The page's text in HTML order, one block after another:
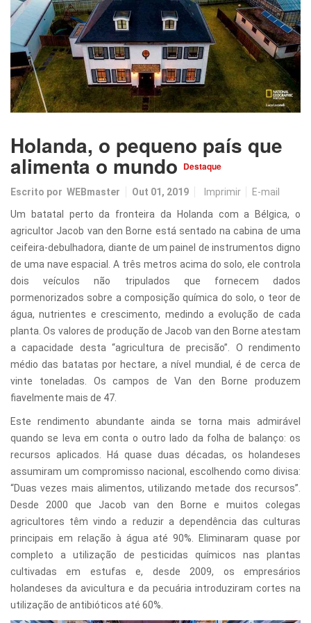
Holanda, o pequeno país que
alimenta o mundo Destaque
Escrito por WEBmaster Out 01, 2019 Imprimir
E-mail
Um batatal perto da fronteira da Holanda com a Bélgica, o
agricultor Jacob van den Borne está sentado na cabina de uma
ceifeira-debulhadora, diante de um painel de instrumentos digno
de uma nave espacial. A três metros acima do solo, ele controla
dois veículos não tripulados que fornecem dados
pormenorizados sobre a composição química do solo, o teor de
água, nutrientes e crescimento, medindo a evolução de cada
planta. Os valores de produção de Jacob van den Borne atestam
a capacidade desta “agricultura de precisão”. O rendimento
médio das batatas por hectare, a nível mundial, é de cerca de
vinte toneladas. Os campos de Van den Borne produzem
fiavelmente mais de 47.
Este rendimento abundante ainda se torna mais admirável
quando se leva em conta o outro lado da folha de balanço: os
recursos aplicados. Há quase duas décadas, os holandeses
assumiram um compromisso nacional, escolhendo como divisa:
“Duas vezes mais alimentos, utilizando metade dos recursos”.
Desde 2000 que Jacob van den Borne e muitos colegas
agricultores têm vindo a reduzir a dependência das culturas
principais em relação à água até 90%. Eliminaram quase por
completo a utilização de pesticidas químicos nas plantas
cultivadas em estufas e, desde 2009, os empresários
holandeses da avicultura e da pecuária introduziram cortes na
utilização de antibióticos até 60%.